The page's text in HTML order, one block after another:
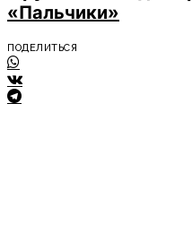
«Пальчики»
ПОДЕЛИТЬСЯ